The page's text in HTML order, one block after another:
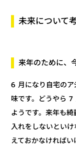
未来について
来年のために、
6 月になり自宅の
味です。どうやら
ようです。来年も
入れをしないとい
えておかなければ